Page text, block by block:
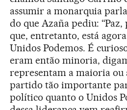
assumir a monarquia
do que Azaña pediu: “Paz,
que, entretanto, está
Unidos Podemos. É
eram então minoria,
representam a maioria ou
partido tão importante
político quanto o Unidos